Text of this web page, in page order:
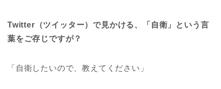
Twitter（ツイッター）で見かける、「自衛」という言
葉をご存じですが？
「自衛したいので、教えてください」